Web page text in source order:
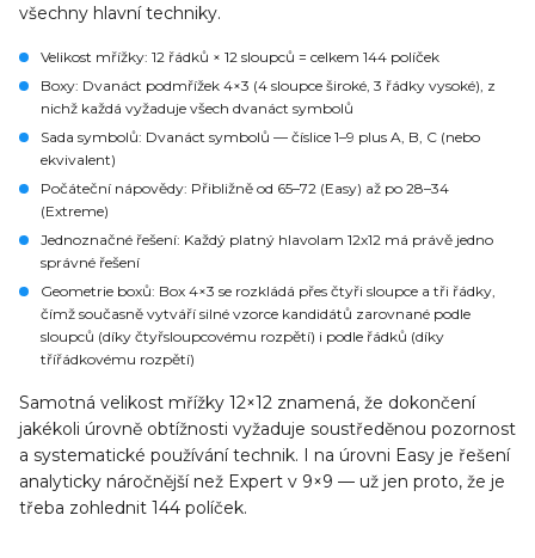
všechny hlavní techniky.
Velikost mřížky: 12 řádků × 12 sloupců = celkem 144 políček
Boxy: Dvanáct podmřížek 4×3 (4 sloupce široké, 3 řádky vysoké), z
nichž každá vyžaduje všech dvanáct symbolů
Sada symbolů: Dvanáct symbolů — číslice 1–9 plus A, B, C (nebo
ekvivalent)
Počáteční nápovědy: Přibližně od 65–72 (Easy) až po 28–34
(Extreme)
Jednoznačné řešení: Každý platný hlavolam 12x12 má právě jedno
správné řešení
Geometrie boxů: Box 4×3 se rozkládá přes čtyři sloupce a tři řádky,
čímž současně vytváří silné vzorce kandidátů zarovnané podle
sloupců (díky čtyřsloupcovému rozpětí) i podle řádků (díky
třířádkovému rozpětí)
Samotná velikost mřížky 12×12 znamená, že dokončení
jakékoli úrovně obtížnosti vyžaduje soustředěnou pozornost
a systematické používání technik. I na úrovni Easy je řešení
analyticky náročnější než Expert v 9×9 — už jen proto, že je
třeba zohlednit 144 políček.